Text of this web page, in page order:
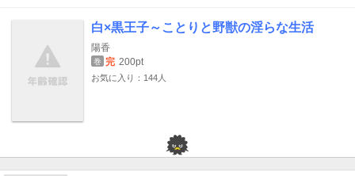
白×黒王子～ことりと野獣の淫らな生活
陽香
巻 完 200pt
お気に入り：144人